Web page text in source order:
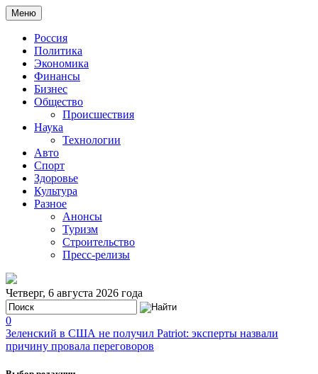
Меню
Россия
Политика
Экономика
Финансы
Бизнес
Общество
Происшествия
Наука
Технологии
Авто
Спорт
Здоровье
Культура
Разное
Анонсы
Туризм
Строительство
Пресс-релизы
Четверг, 6 августа 2026 года
0
Зеленский в США не получил Patriot: эксперты назвали
причину провала переговоров